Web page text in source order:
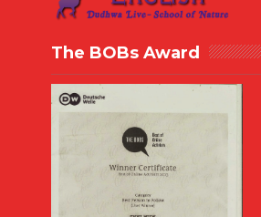
The BOBs Award